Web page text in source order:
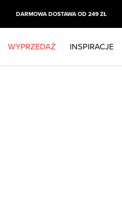
DARMOWA DOSTAWA OD 249 ZŁ
WYPRZEDAŻ INSPIRACJE